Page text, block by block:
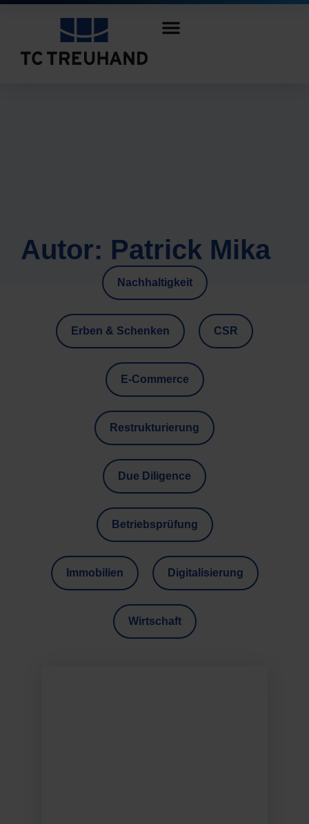
Autor: Patrick Mika
Nachhaltigkeit
Erben & Schenken CSR
E-Commerce
Restrukturierung
Due Diligence
Betriebsprüfung
Immobilien Digitalisierung
Wirtschaft